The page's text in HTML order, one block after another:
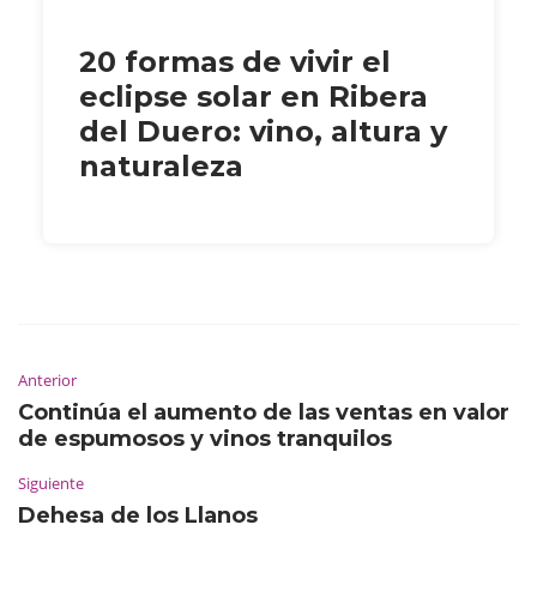
20 formas de vivir el
eclipse solar en Ribera
del Duero: vino, altura y
naturaleza
Anterior
Continúa el aumento de las ventas en valor
de espumosos y vinos tranquilos
Siguiente
Dehesa de los Llanos